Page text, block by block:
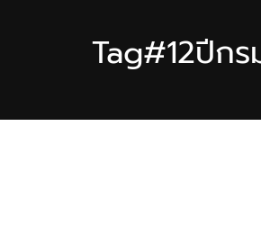
Tag#12ปีกร